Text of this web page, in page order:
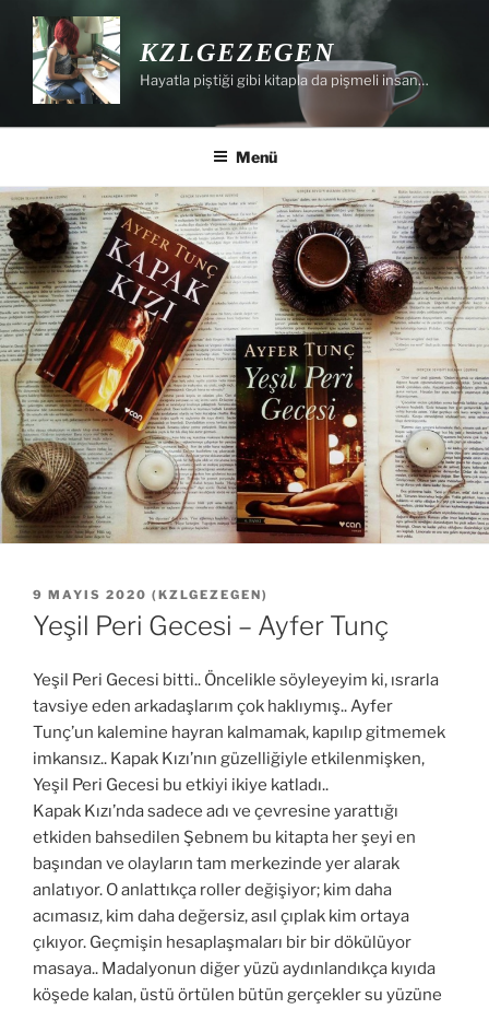
İçeriğe
KZLGEZEGEN
Hayatla piştiği gibi kitapla da pişmeli insan…
Menü
YAYIM
TARIHI
9 MAYIS 2020 ( KZLGEZEGEN)
Yeşil Peri Gecesi – Ayfer Tunç
Yeşil Peri Gecesi bitti.. Öncelikle söyleyeyim ki, ısrarla
tavsiye eden arkadaşlarım çok haklıymış.. Ayfer
Tunç’un kalemine hayran kalmamak, kapılıp gitmemek
imkansız.. Kapak Kızı’nın güzelliğiyle etkilenmişken,
Yeşil Peri Gecesi bu etkiyi ikiye katladı..
Kapak Kızı’nda sadece adı ve çevresine yarattığı
etkiden bahsedilen Şebnem bu kitapta her şeyi en
başından ve olayların tam merkezinde yer alarak
anlatıyor. O anlattıkça roller değişiyor; kim daha
acımasız, kim daha değersiz, asıl çıplak kim ortaya
çıkıyor. Geçmişin hesaplaşmaları bir bir dökülüyor
masaya.. Madalyonun diğer yüzü aydınlandıkça kıyıda
köşede kalan, üstü örtülen bütün gerçekler su yüzüne